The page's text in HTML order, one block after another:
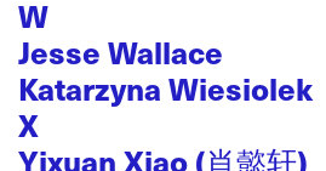
W
Jesse Wallace
Katarzyna Wiesiolek
X
Yixuan Xiao (肖懿轩)